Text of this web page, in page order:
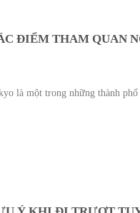
ĐIỂM THAM QUAN
là một trong những thành